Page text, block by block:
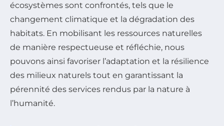
écosystèmes sont confrontés, tels que le
changement climatique et la dégradation des
habitats. En mobilisant les ressources naturelles
de manière respectueuse et réfléchie, nous
pouvons ainsi favoriser l’adaptation et la résilience
des milieux naturels tout en garantissant la
pérennité des services rendus par la nature à
l’humanité.